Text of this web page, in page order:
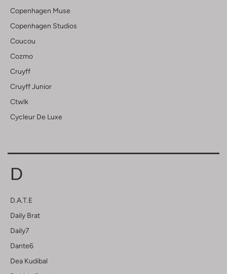
Copenhagen Muse
Copenhagen Studios
Coucou
Cozmo
Cruyff
Cruyff Junior
Ctwlk
Cycleur De Luxe
D
D.a.t.e
Daily Brat
Daily7
Dante6
Dea Kudibal